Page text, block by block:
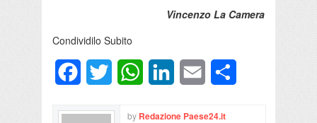
Vincenzo La Camera
Condividilo Subito
FacebookTwitter WhatsAppLinkedInEmail
by Redazione Paese24.it